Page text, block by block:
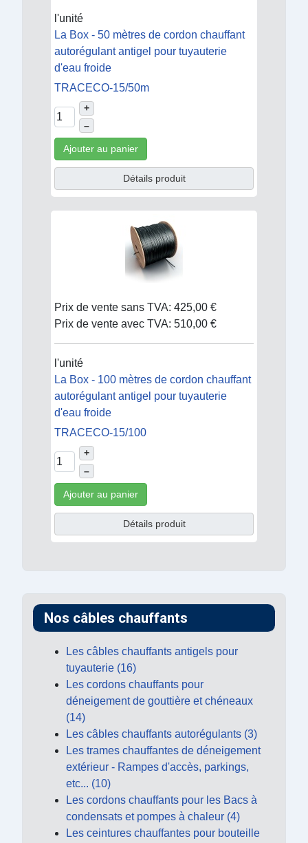
Nos câbles chauffants
Les câbles chauffants antigels pour
tuyauterie (16)
Les cordons chauffants pour
déneigement de gouttière et chéneaux
(14)
Les câbles chauffants autorégulants (3)
Les trames chauffantes de déneigement
extérieur - Rampes d'accès, parkings,
etc... (10)
Les cordons chauffants pour les Bacs à
condensats et pompes à chaleur (4)
Les ceintures chauffantes pour bouteille
l'unité
La Box - 50 mètres de cordon chauffant
autorégulant antigel pour tuyauterie
d'eau froide
TRACECO-15/50m
+
–
Ajouter au panier
Détails produit
Prix de vente sans TVA: 425,00 €
Prix de vente avec TVA: 510,00 €
l'unité
La Box - 100 mètres de cordon chauffant
autorégulant antigel pour tuyauterie
d'eau froide
TRACECO-15/100
+
–
Ajouter au panier
Détails produit